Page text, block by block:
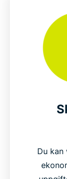
Du kan